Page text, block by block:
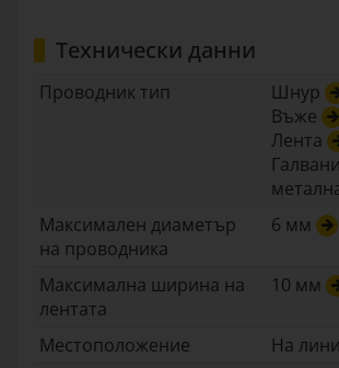
Технически данни
Проводник тип
Шнур
Въже
Лента
Максимален диаметър
на проводника
6 мм
Максимална ширина на
лентата
10 мм
Местоположение
На